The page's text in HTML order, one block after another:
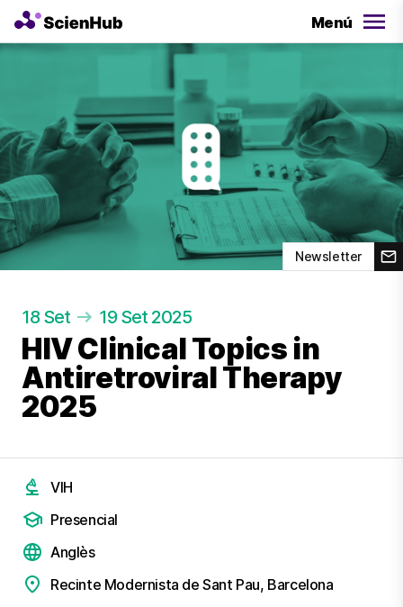
Menú
Newsletter
18 Set 19 Set 2025
HIV Clinical Topics in
Antiretroviral Therapy
2025
VIH
Presencial
Anglès
Recinte Modernista de Sant Pau, Barcelona